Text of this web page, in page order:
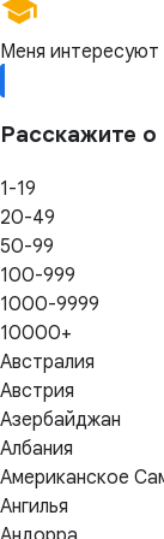
Меня интересуют
Расскажите о
1-19
20-49
50-99
100-999
1000-9999
10000+
Австралия
Австрия
Азербайджан
Албания
Американское
Ангилья